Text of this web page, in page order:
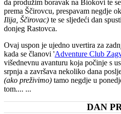
da produžim boravak na Biokovi te
prema Ščirovcu, prespavam negdje
Ilija, Ščirovac) te se sljedeći dan
donjeg Rastovca.
Ovaj uspon je ujedno uvertira za
kada se članovi 'Adventure Club
višednevnu avanturu koja počinje s
srpnja a završava nekoliko dana
(ako preživimo) tamo negdje u
tom.... ...
DAN